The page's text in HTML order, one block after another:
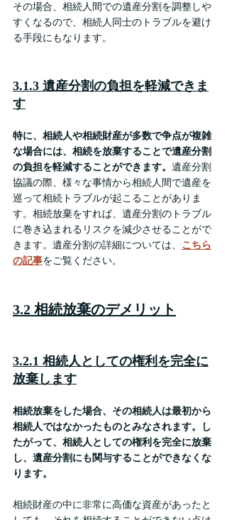
その場合、相続人間での遺産分割を調整しや
すくなるので、相続人同士のトラブルを避け
る手段にもなります。
3.1.3 遺産分割の負担を軽減できま
す
特に、相続人や相続財産が多数で争点が複雑
な場合には、相続を放棄することで遺産分割
の負担を軽減することができます。 遺産分割
協議の際、様々な事情から相続人間で遺産を
巡って相続トラブルが起こることがありま
す。相続放棄をすれば、遺産分割のトラブル
に巻き込まれるリスクを減少させることがで
きます。遺産分割の詳細については、 こちら
の記事をご覧ください。
3.2 相続放棄のデメリット
3.2.1 相続人としての権利を完全に
放棄します
相続放棄をした場合、その相続人は最初から
相続人ではなかったものとみなされます。し
たがって、相続人としての権利を完全に放棄
し、遺産分割にも関与することができなくな
ります。
相続財産の中に非常に高価な資産があったと